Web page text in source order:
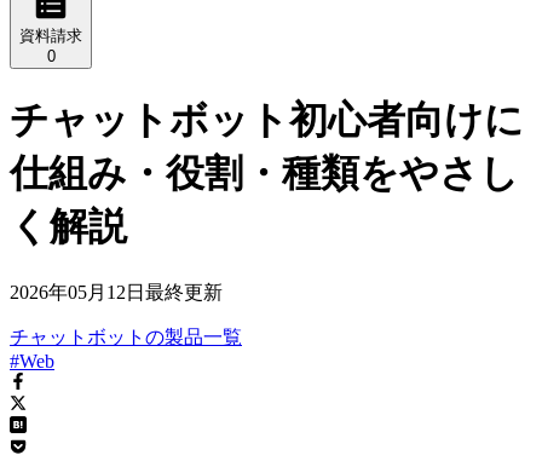
資料請求
0
チャットボット初心者向けに
仕組み・役割・種類をやさし
く解説
2026年05月12日 最終更新
チャットボット の製品一覧
#Web